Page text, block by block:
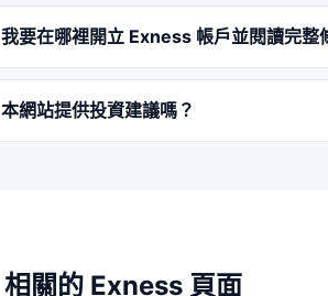
我要在哪裡開立 Exness 帳戶並閱讀完整
本網站提供投資建議嗎？
相關的 Exness 頁面